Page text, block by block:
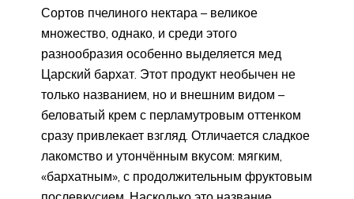
Сортов пчелиного нектара – великое
множество, однако, и среди этого
разнообразия особенно выделяется мед
Царский бархат. Этот продукт необычен не
только названием, но и внешним видом –
беловатый крем с перламутровым оттенком
сразу привлекает взгляд. Отличается сладкое
лакомство и утончённым вкусом: мягким,
«бархатным», с продолжительным фруктовым